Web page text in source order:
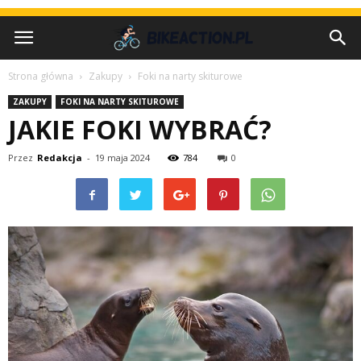
Strona główna Zakupy Foki na narty skiturowe
ZAKUPY FOKI NA NARTY SKITUROWE
JAKIE FOKI WYBRAĆ?
Przez Redakcja - 19 maja 2024 784 0